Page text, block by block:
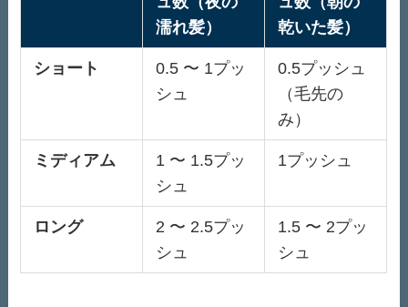
濡れ髪）
乾いた髪）
ショート
0.5 〜 1プッ
シュ
0.5プッシュ
（毛先の
み）
ミディアム
1 〜 1.5プッ
シュ
1プッシュ
ロング
2 〜 2.5プッ
シュ
1.5 〜 2プッ
シュ